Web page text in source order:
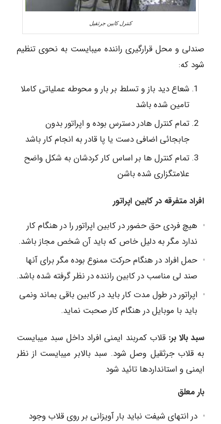
کنترل کابین جرثقیل
صندلی و محل قرارگیری راننده میبایست به نحوی تنظیم
شود که:
شعاع دید باز و تسلط بر بار و محوطه عملیاتی کاملا
تامین شده باشد
تمام کنترل هادر دسترس بوده و اپراتور بدون
جابجائی اضافی دست یا پا قادر به انجام کار باشد
تمام کنترل ها بر اساس کار کردشان به شکل واضح
علامتگزاری شده باشن
افراد متفرقه در کابین اپراتور
هیچ فردی حق حضور در کابین اپراتور را در هنگام کار
ندارد مگر به دلیل خاص که باید آن شخص مجاز باشد.
حمل افراد در هنگام حرکت ممنوع بوده مگر برای آنها
صند لی مناسب در کابین راننده در نظر گرفته شده باشد.
اپراتور در طول مدت کار باید در کابین باقی بماند ونمی
باید با موبایل در هنگام کار صحبت نماید.
سبد بالا بر:قلاب کمربند ایمنی افراد داخل سبد میبایست
به قلاب جرثقیل وصل شود. سبد بالابر میبایست از نظر
ایمنی و استانداردها تائید شود
بار معلق
در انتهای شیفت نباید بار آویزانی بر روی قلاب وجود